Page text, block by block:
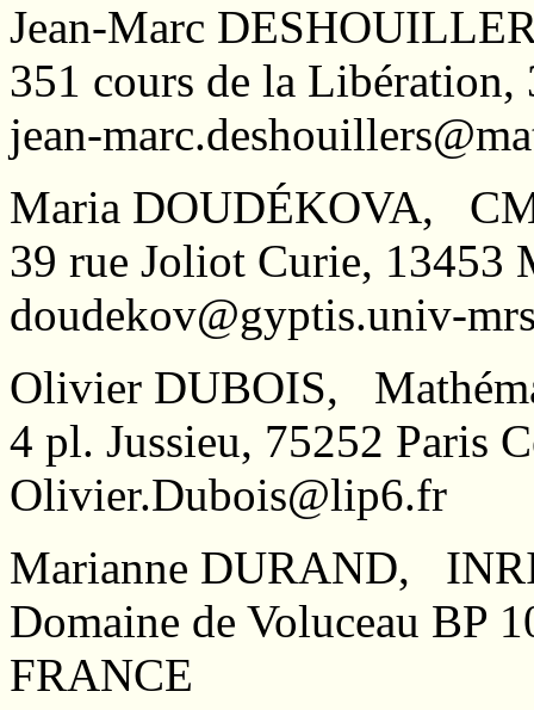
Jean-Marc
351 cours de la Libération,
jean-
Maria DOUDÉKOVA,
39 rue Joliot Curie, 13453
doudekov@gyptis.univ-
Olivier DUBOIS,
4 pl. Jussieu, 75252 Paris
Olivier.Dubois@lip6.fr
Marianne DURAND,
Domaine de Voluceau BP
FRANCE